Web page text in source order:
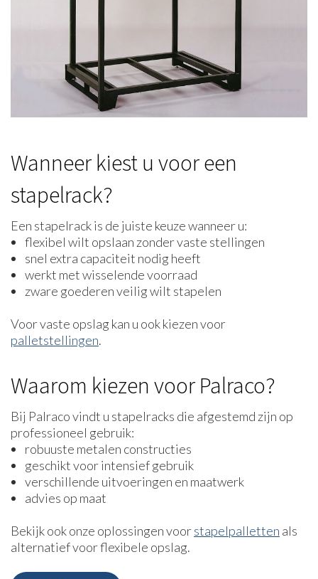
Wanneer kiest u voor een
stapelrack?
Een stapelrack is de juiste keuze wanneer u:
flexibel wilt opslaan zonder vaste stellingen
snel extra capaciteit nodig heeft
werkt met wisselende voorraad
zware goederen veilig wilt stapelen
Voor vaste opslag kan u ook kiezen voor
palletstellingen.
Waarom kiezen voor Palraco?
Bij Palraco vindt u stapelracks die afgestemd zijn op
professioneel gebruik:
robuuste metalen constructies
geschikt voor intensief gebruik
verschillende uitvoeringen en maatwerk
advies op maat
Bekijk ook onze oplossingen voorstapelpalletten als
alternatief voor flexibele opslag.